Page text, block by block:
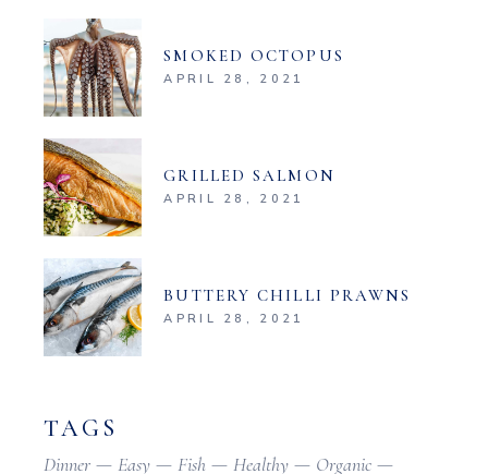
SMOKED OCTOPUS
APRIL 28, 2021
GRILLED SALMON
APRIL 28, 2021
BUTTERY CHILLI PRAWNS
APRIL 28, 2021
TAGS
Dinner Easy Fish Healthy Organic